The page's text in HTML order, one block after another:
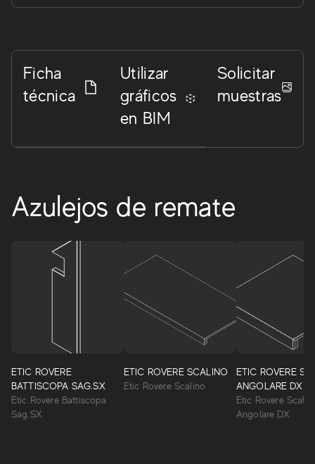
Ficha
técnica
Utilizar
gráficos
en BIM
Solicitar
muestras
Azulejos de remate
ETIC ROVERE
BATTISCOPA SAG.SX
Etic Rovere Battiscopa
Sag.SX
ETIC ROVERE SCALINO
Etic Rovere Scalino
ETIC ROVERE
ANGOLARE DX
Etic Rovere
Angolare DX
Etic permite diseñar ambientes con un estilo único, en
cuidadosa selección de siete maderas preciosas, todas
caracterizadas por una estética refinada, sin sacrificar la
durabilidad y el confort del gres porcelánico.